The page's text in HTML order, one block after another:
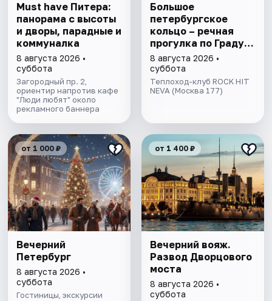
Must have Питера:
панорама с высоты
и дворы, парадные и
коммуналка
8 августа 2026 •
суббота
Загородный пр. 2,
ориентир напротив кафе
"Люди любят" около
рекламного баннера
Большое
петербургское
кольцо – речная
прогулка пo Граду
на Неве с
авторской
экскурсией и живой
музыкой в тёплом
8 августа 2026 •
суббота
Теплоход-клуб ROCK HIT
NEVA (Москва 177)
от 1 000 ₽
Вечерний
Петербург
8 августа 2026 •
суббота
Гостиницы, экскурсии
от 1 400 ₽
Вечерний вояж.
Развод Дворцового
моста
8 августа 2026 •
суббота